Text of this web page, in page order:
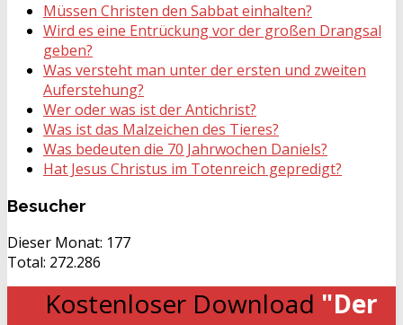
Müssen Christen den Sabbat einhalten?
Wird es eine Entrückung vor der großen Drangsal
geben?
Was versteht man unter der ersten und zweiten
Auferstehung?
Wer oder was ist der Antichrist?
Was ist das Malzeichen des Tieres?
Was bedeuten die 70 Jahrwochen Daniels?
Hat Jesus Christus im Totenreich gepredigt?
Besucher
Dieser Monat: 177
Total: 272.286
Kostenloser Download "Der